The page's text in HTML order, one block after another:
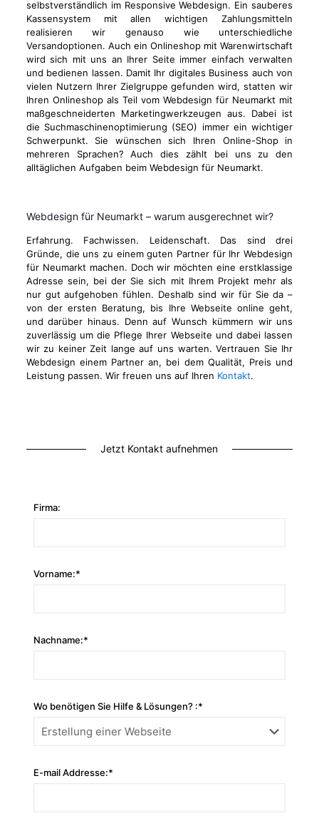
selbstverständlich im Responsive Webdesign. Ein sauberes
Kassensystem mit allen wichtigen Zahlungsmitteln
realisieren wir genauso wie unterschiedliche
Versandoptionen. Auch ein Onlineshop mit Warenwirtschaft
wird sich mit uns an Ihrer Seite immer einfach verwalten
und bedienen lassen. Damit Ihr digitales Business auch von
vielen Nutzern Ihrer Zielgruppe gefunden wird, statten wir
Ihren Onlineshop als Teil vom Webdesign für Neumarkt mit
maßgeschneiderten Marketingwerkzeugen aus. Dabei ist
die Suchmaschinenoptimierung (SEO) immer ein wichtiger
Schwerpunkt. Sie wünschen sich Ihren Online-Shop in
mehreren Sprachen? Auch dies zählt bei uns zu den
alltäglichen Aufgaben beim Webdesign für Neumarkt.
Webdesign für Neumarkt – warum ausgerechnet wir?
Erfahrung. Fachwissen. Leidenschaft. Das sind drei
Gründe, die uns zu einem guten Partner für Ihr Webdesign
für Neumarkt machen. Doch wir möchten eine erstklassige
Adresse sein, bei der Sie sich mit Ihrem Projekt mehr als
nur gut aufgehoben fühlen. Deshalb sind wir für Sie da –
von der ersten Beratung, bis Ihre Webseite online geht,
und darüber hinaus. Denn auf Wunsch kümmern wir uns
zuverlässig um die Pflege Ihrer Webseite und dabei lassen
wir zu keiner Zeit lange auf uns warten. Vertrauen Sie Ihr
Webdesign einem Partner an, bei dem Qualität, Preis und
Leistung passen. Wir freuen uns auf Ihren Kontakt.
Jetzt Kontakt aufnehmen
Firma:
Vorname:*
Nachname:*
Wo benötigen Sie Hilfe & Lösungen? :*
E-mail Addresse:*